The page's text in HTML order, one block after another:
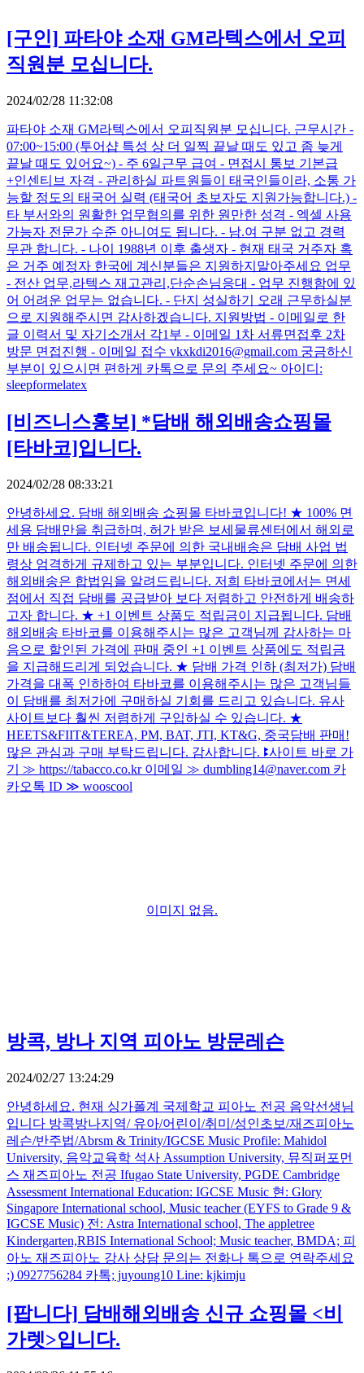
[구인] 파타야 소재 GM라텍스에서 오피
직원분 모십니다.
2024/02/28 11:32:08
파타야 소재 GM라텍스에서 오피직원분 모십니다. 근무시간 -
07:00~15:00 (투어샵 특성 상 더 일찍 끝날 때도 있고 좀 늦게
끝날 때도 있어요~) - 주 6일근무 급여 - 면접시 통보 기본급
+인센티브 자격 - 관리하실 파트원들이 태국인들이라, 소통 가
능할 정도의 태국어 실력 (태국어 초보자도 지원가능합니다.) -
타 부서와의 원활한 업무협의를 위한 원만한 성격 - 엑셀 사용
가능자 전문가 수준 아니여도 됩니다. - 남.여 구분 없고 경력
무관 합니다. - 나이 1988년 이후 출생자 - 현재 태국 거주자 혹
은 거주 예정자 한국에 계신분들은 지원하지말아주세요 업무
- 전산 업무,라텍스 재고관리,단순손님응대 - 업무 진행함에 있
어 어려운 업무는 없습니다. - 단지 성실하기 오래 근무하실분
으로 지원해주시면 감사하겠습니다. 지원방법 - 이메일로 한
글 이력서 및 자기소개서 각1부 - 이메일 1차 서류면접후 2차
방문 면접진행 - 이메일 접수 vkxkdi2016@gmail.com 궁금하신
부분이 있으시면 편하게 카톡으로 문의 주세요~ 아이디:
sleepformelatex
[비즈니스홍보] *담배 해외배송쇼핑몰
[타바코]입니다.
2024/02/28 08:33:21
안녕하세요. 담배 해외배송 쇼핑몰 타바코입니다! ★ 100% 면
세용 담배만을 취급하며, 허가 받은 보세물류센터에서 해외로
만 배송됩니다. 인터넷 주문에 의한 국내배송은 담배 사업 법
령상 엄격하게 규제하고 있는 부분입니다. 인터넷 주문에 의한
해외배송은 합법임을 알려드립니다. 저희 타바코에서는 면세
점에서 직접 담배를 공급받아 보다 저렴하고 안전하게 배송하
고자 합니다. ★ +1 이벤트 상품도 적립금이 지급됩니다. 담배
해외배송 타바코를 이용해주시는 많은 고객님께 감사하는 마
음으로 할인된 가격에 판매 중인 +1 이벤트 상품에도 적립금
을 지급해드리게 되었습니다. ★ 담배 가격 인하 (최저가) 담배
가격을 대폭 인하하여 타바코를 이용해주시는 많은 고객님들
이 담배를 최저가에 구매하실 기회를 드리고 있습니다. 유사
사이트보다 훨씬 저렴하게 구입하실 수 있습니다. ★
HEETS&FIIT&TEREA, PM, BAT, JTI, KT&G, 중국담배 판매!
많은 관심과 구매 부탁드립니다. 감사합니다. ꔪ사이트 바로 가
기 ≫ https://tabacco.co.kr 이메일 ≫ dumbling14@naver.com 카
카오톡 ID ≫ wooscool
이미지 없음.
방콕, 방나 지역 피아노 방문레슨
2024/02/27 13:24:29
안녕하세요. 현재 싱가폴계 국제학교 피아노 전공 음악선생님
입니다 방콕방나지역/ 유아/어린이/취미/성인초보/재즈피아노
레슨/반주법/Abrsm & Trinity/IGCSE Music Profile: Mahidol
University, 음악교육학 석사 Assumption University, 뮤직퍼포먼
스 재즈피아노 전공 Ifugao State University, PGDE Cambridge
Assessment International Education: IGCSE Music 현: Glory
Singapore International school, Music teacher (EYFS to Grade 9 &
IGCSE Music) 전: Astra International school, The appletree
Kindergarten,RBIS International School; Music teacher, BMDA; 피
아노 재즈피아노 강사 상담 문의는 전화나 톡으로 연락주세요
;) 0927756284 카톡; juyoung10 Line: kjkimju
[팝니다] 담배해외배송 신규 쇼핑몰 <비
가렛>입니다.